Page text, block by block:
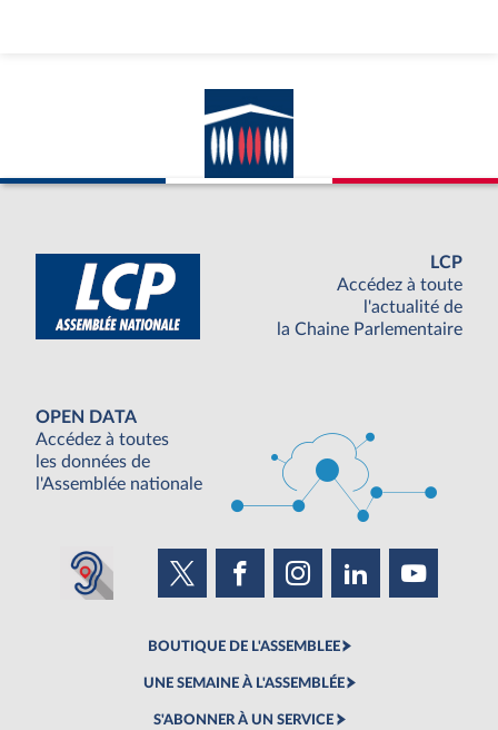
LCP
Accédez à toute
l'actualité de
la Chaine Parlementaire
OPEN DATA
Accédez à toutes
les données de
l'Assemblée nationale
BOUTIQUE DE L'ASSEMBLEE
UNE SEMAINE À L'ASSEMBLÉE
S'ABONNER À UN SERVICE